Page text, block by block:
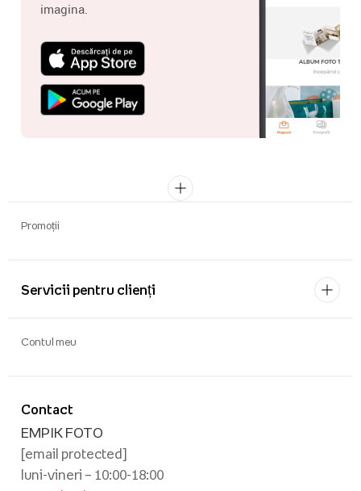
imagina.
Promoții
Servicii pentru clienți
Contact
EMPIK FOTO
[email protected]
luni-vineri – 10:00-18:00
Contul meu